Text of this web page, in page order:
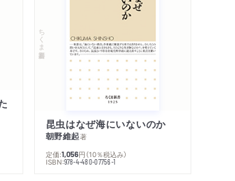
ちくま新書
昆虫はなぜ海にいないのか
朝野維起著
定価:1,056円 （10％税込み）
ISBN:978-4-480-07756-1